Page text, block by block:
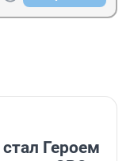
Героем